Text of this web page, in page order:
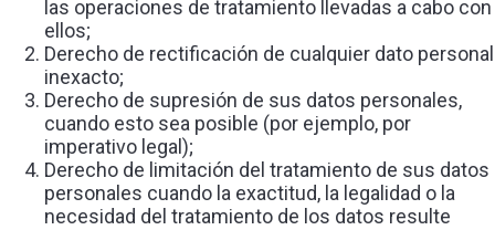
las operaciones de tratamiento llevadas a cabo con
ellos;
Derecho de rectificación de cualquier dato personal
inexacto;
Derecho de supresión de sus datos personales,
cuando esto sea posible (por ejemplo, por
imperativo legal);
Derecho de limitación del tratamiento de sus datos
personales cuando la exactitud, la legalidad o la
necesidad del tratamiento de los datos resulte